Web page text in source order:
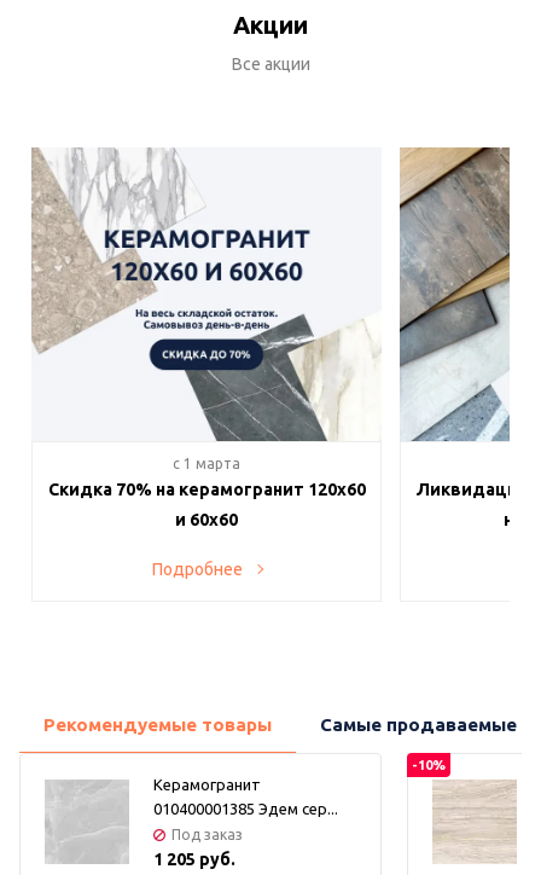
Акции
Все акции
c 1 марта
Скидка 70% на керамогранит 120х60
и 60х60
Подробнее
Ликвидация
на
Рекомендуемые товары Самые продаваемые
Керамогранит
010400001385 Эдем сер...
Под заказ
1 205 руб.
-10%